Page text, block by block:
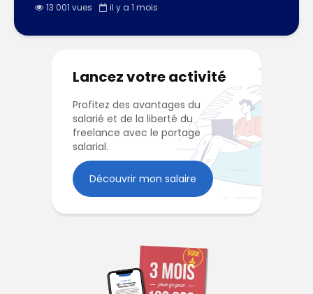
13 001 vues il y a 1 mois
Lancez votre activité
Profitez des avantages du
salarié et de la liberté du
freelance avec le portage
salarial.
Découvrir mon salaire